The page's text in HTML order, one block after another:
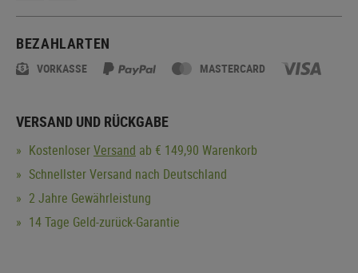
BEZAHLARTEN
VORKASSE MASTERCARD
VERSAND UND RÜCKGABE
KostenloserVersand ab € 149,90 Warenkorb
Schnellster Versand nach Deutschland
2 Jahre Gewährleistung
14 Tage Geld-zurück-Garantie